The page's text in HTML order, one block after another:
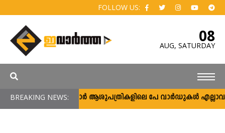
FOLLOW US:
08
AUG, SATURDAY
BREAKING NEWS:സർക്കാർ ആശുപത്രികളിലെ പേ വാർഡുകൾ